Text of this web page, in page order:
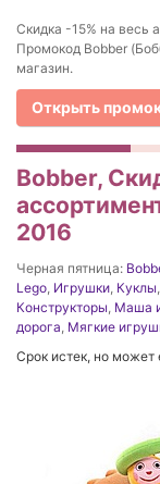
Скидка -15% на весь
Промокод Bobber
магазин.
Открыть
Bobber,
2016
Черная пятница:
Lego Игрушки Куклы
Конструкторы Маша
дорога Мягкие
Срок истек, но может